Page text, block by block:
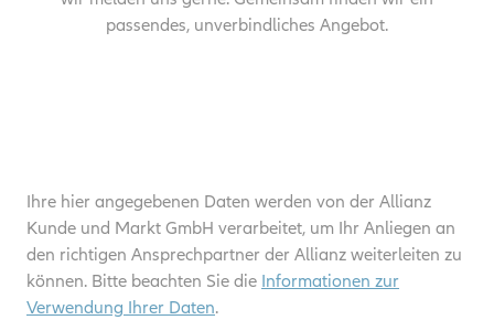
passendes, unverbindliches Angebot.
Ihre hier angegebenen Daten werden von der Allianz
Kunde und Markt GmbH verarbeitet, um Ihr Anliegen an
den richtigen Ansprechpartner der Allianz weiterleiten zu
können. Bitte beachten Sie die Informationen zur
Verwendung Ihrer Daten.